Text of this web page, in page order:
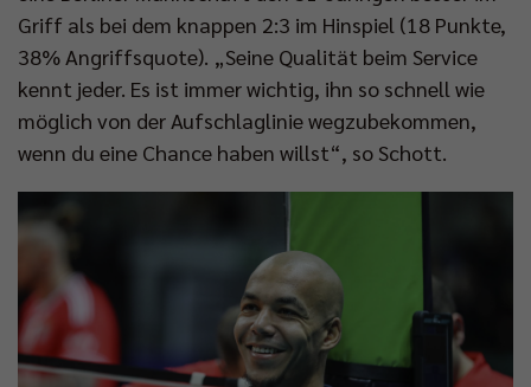
Griff als bei dem knappen 2:3 im Hinspiel (18 Punkte,
38% Angriffsquote). „Seine Qualität beim Service
kennt jeder. Es ist immer wichtig, ihn so schnell wie
möglich von der Aufschlaglinie wegzubekommen,
wenn du eine Chance haben willst“, so Schott.